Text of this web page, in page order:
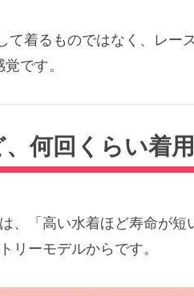
て着るものではなく、レー
です。
何回くらい着
、「高い水着ほど寿命が短
リーモデルからです。